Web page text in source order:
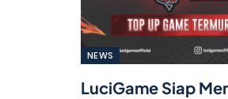
NEWS
LuciGame Siap